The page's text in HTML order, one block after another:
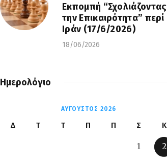
Εκπομπή “Σχολιάζοντας
την Επικαιρότητα” περί
Ιράν (17/6/2026)
18/06/2026
Ημερολόγιο
ΑΎΓΟΥΣΤΟΣ 2026
Δ Τ Τ Π Π Σ Κ
1 2